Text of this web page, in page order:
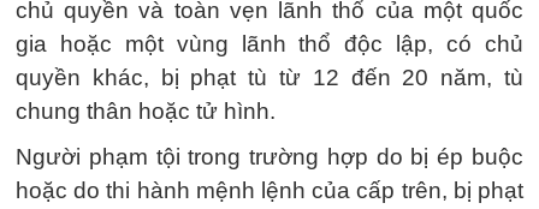
chủ quyền và toàn vẹn lãnh thổ của một quốc
gia hoặc một vùng lãnh thổ độc lập, có chủ
quyền khác, bị phạt tù từ 12 đến 20 năm, tù
chung thân hoặc tử hình.
Người phạm tội trong trường hợp do bị ép buộc
hoặc do thi hành mệnh lệnh của cấp trên, bị phạt